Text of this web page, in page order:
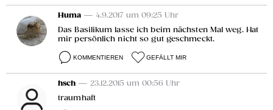
Huma — 4.9.2017 um 09:25 Uhr
Das Basilikum lasse ich beim nächsten Mal weg. Hat
mir persönlich nicht so gut geschmeckt.
KOMMENTIEREN GEFÄLLT MIR
hsch — 23.12.2015 um 00:56 Uhr
traumhaft